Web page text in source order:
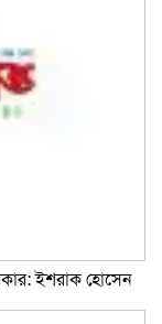
ইশরাক হোসেন